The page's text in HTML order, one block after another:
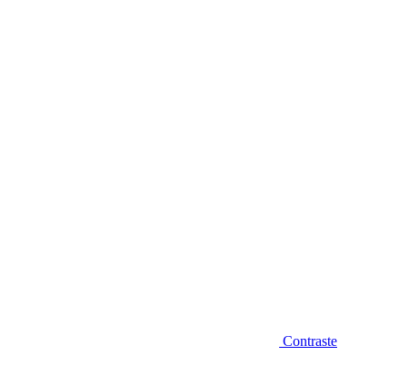
Contraste